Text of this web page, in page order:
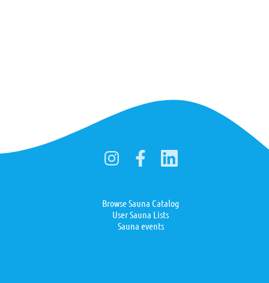
Browse Sauna Catalog
User Sauna Lists
Sauna events